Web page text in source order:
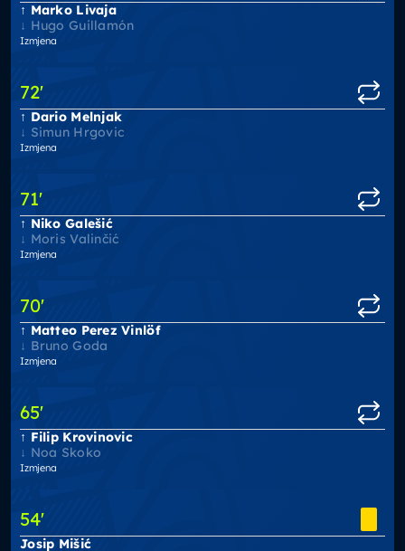
Marko Livaja
Hugo Guillamón
Izmjena
72'
Dario Melnjak
Simun Hrgovic
Izmjena
71'
Niko Galešić
Moris Valinčić
Izmjena
70'
Matteo Perez Vinlöf
Bruno Goda
Izmjena
65'
Filip Krovinovic
Noa Skoko
Izmjena
54'
Josip Mišić